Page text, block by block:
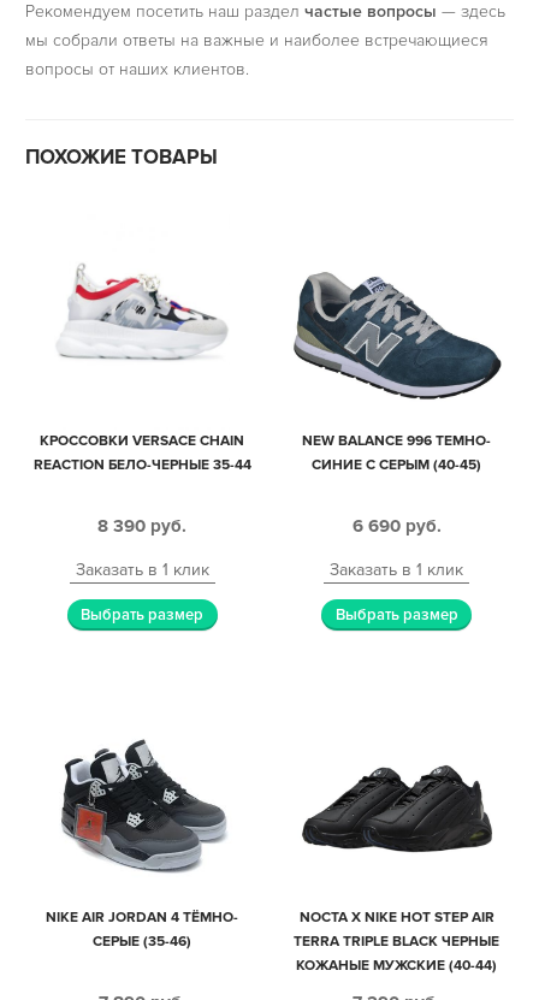
Рекомендуем посетить наш раздел частые вопросы — здесь
мы собрали ответы на важные и наиболее встречающиеся
вопросы от наших клиентов.
ПОХОЖИЕ ТОВАРЫ
КРОССОВКИ VERSACE CHAIN
REACTION БЕЛО-ЧЕРНЫЕ 35-44
8 390 руб.
Заказать в 1 клик
Выбрать размер
NEW BALANCE 996 ТЕМНО-
СИНИЕ С СЕРЫМ (40-45)
6 690 руб.
Заказать в 1 клик
Выбрать размер
NIKE AIR JORDAN 4 ТЁМНО-
СЕРЫЕ (35-46)
NOCTA X NIKE HOT STEP AIR
TERRA TRIPLE BLACK ЧЕРНЫЕ
КОЖАНЫЕ МУЖСКИЕ (40-44)